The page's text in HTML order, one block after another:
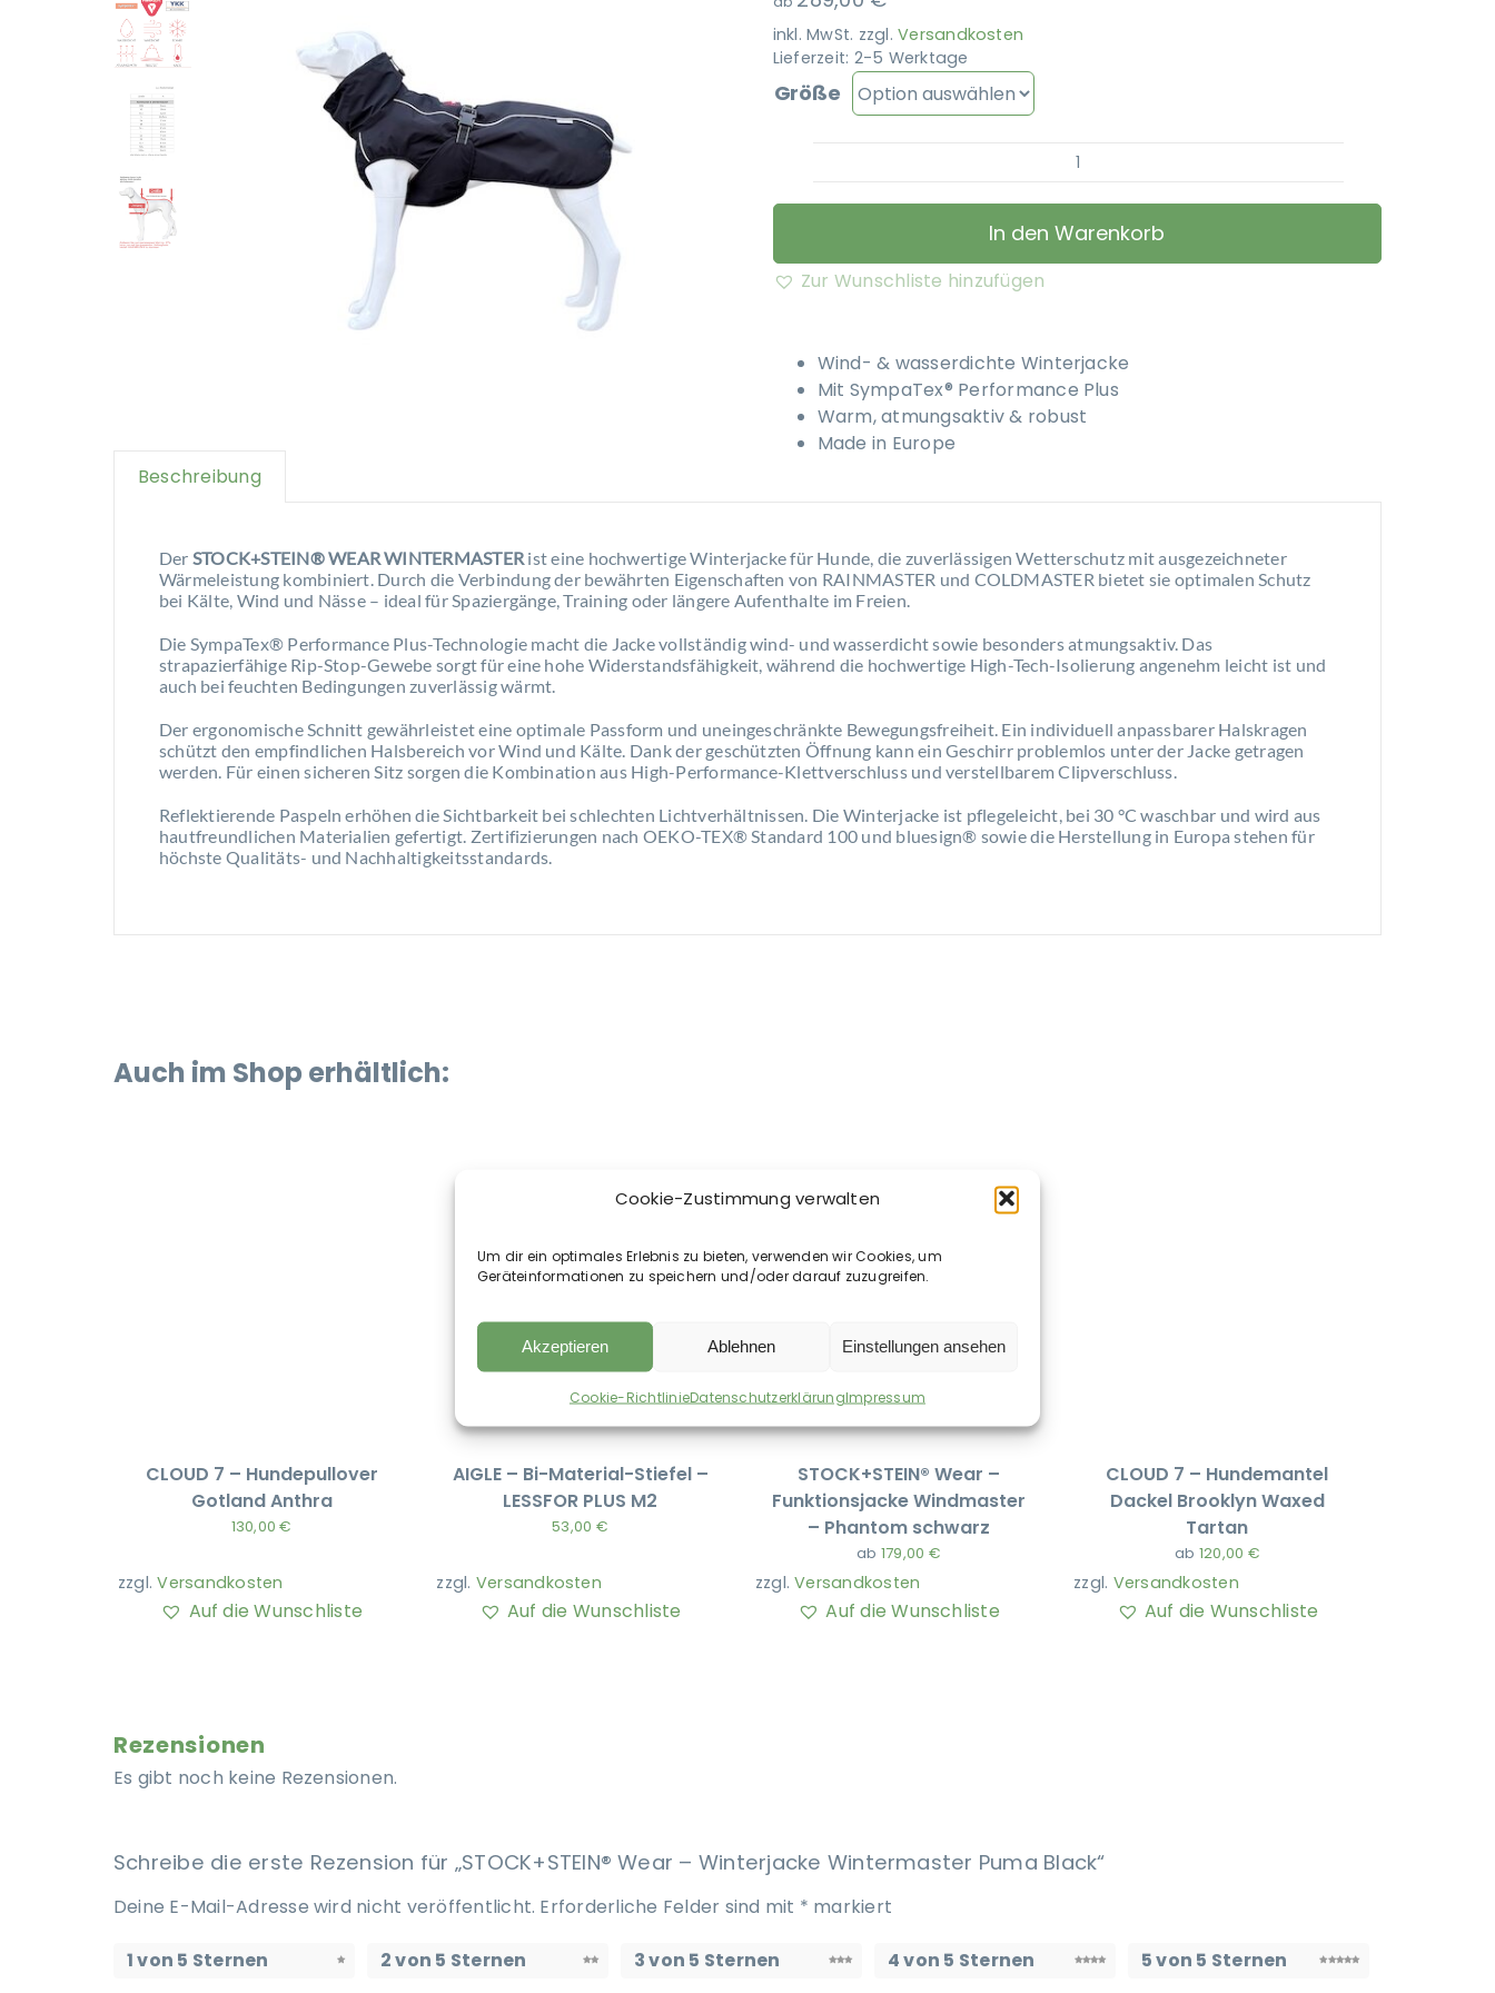
Cookie-Zustimmung verwalten
Um dir ein optimales Erlebnis zu bieten, verwenden wir Cookies, um
Geräteinformationen zu speichern und/oder darauf zuzugreifen.
Akzeptieren Ablehnen Einstellungen ansehen
Cookie-RichtlinieDatenschutzerklärungImpressum
inkl. MwSt. zzgl.Versandkosten
Lieferzeit: 2-5 Werktage
Größe
STOCK+STEIN®
Wear
-
Menge
In den Warenkorb
Zur Wunschliste hinzufügen
Wind- & wasserdichte Winterjacke
Mit SympaTex® Performance Plus
Warm, atmungsaktiv & robust
Made in Europe
Beschreibung
Der STOCK+STEIN® WEAR WINTERMASTER ist eine hochwertige Winterjacke für Hunde, die zuverlässigen Wetterschutz mit ausgezeichneter
Wärmeleistung kombiniert. Durch die Verbindung der bewährten Eigenschaften von RAINMASTER und COLDMASTER bietet sie optimalen Schutz
bei Kälte, Wind und Nässe – ideal für Spaziergänge, Training oder längere Aufenthalte im Freien.
Die SympaTex® Performance Plus-Technologie macht die Jacke vollständig wind- und wasserdicht sowie besonders atmungsaktiv. Das
strapazierfähige Rip-Stop-Gewebe sorgt für eine hohe Widerstandsfähigkeit, während die hochwertige High-Tech-Isolierung angenehm leicht ist und
auch bei feuchten Bedingungen zuverlässig wärmt.
Der ergonomische Schnitt gewährleistet eine optimale Passform und uneingeschränkte Bewegungsfreiheit. Ein individuell anpassbarer Halskragen
schützt den empfindlichen Halsbereich vor Wind und Kälte. Dank der geschützten Öffnung kann ein Geschirr problemlos unter der Jacke getragen
werden. Für einen sicheren Sitz sorgen die Kombination aus High-Performance-Klettverschluss und verstellbarem Clipverschluss.
Reflektierende Paspeln erhöhen die Sichtbarkeit bei schlechten Lichtverhältnissen. Die Winterjacke ist pflegeleicht, bei 30 °C waschbar und wird aus
hautfreundlichen Materialien gefertigt. Zertifizierungen nach OEKO-TEX® Standard 100 und bluesign® sowie die Herstellung in Europa stehen für
höchste Qualitäts- und Nachhaltigkeitsstandards.
Auch im Shop erhältlich:
CLOUD 7 – Hundepullover
Gotland Anthra
130,00€
zzgl.Versandkosten
Auf die Wunschliste
AIGLE – Bi-Material-Stiefel –
LESSFOR PLUS M2
53,00 €
zzgl. Versandkosten
Auf die Wunschliste
STOCK+STEIN® Wear –
Funktionsjacke Windmaster
– Phantom schwarz
ab 179,00 €
zzgl.Versandkosten
Auf die Wunschliste
CLOUD 7 – Hundemantel
Dackel Brooklyn Waxed
Tartan
ab 120,00 €
zzgl. Versandkosten
Auf die Wunschliste
Rezensionen
Es gibt noch keine Rezensionen.
Schreibe die erste Rezension für „STOCK+STEIN® Wear – Winterjacke Wintermaster Puma Black“
Deine E-Mail-Adresse wird nicht veröffentlicht. Erforderliche Felder sind mit * markiert
1 von 5 Sternen 2 von 5 Sternen 3 von 5 Sternen 4 von 5 Sternen 5 von 5 Sternen